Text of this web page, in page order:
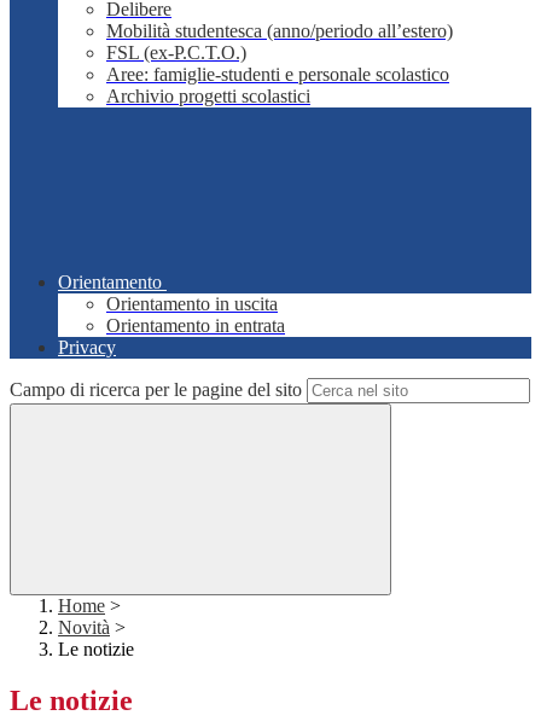
Delibere
Mobilità studentesca (anno/periodo all’estero)
FSL (ex-P.C.T.O.)
Aree: famiglie-studenti e personale scolastico
Archivio progetti scolastici
Orientamento
Orientamento in uscita
Orientamento in entrata
Privacy
Campo di ricerca per le pagine del sito
Home >
Novità >
Le notizie
Le notizie